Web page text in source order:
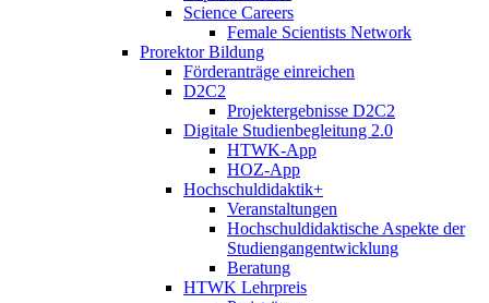
Science Careers
Female Scientists Network
Prorektor Bildung
Förderanträge einreichen
D2C2
Projektergebnisse D2C2
Digitale Studienbegleitung 2.0
HTWK-App
HOZ-App
Hochschuldidaktik+
Veranstaltungen
Hochschuldidaktische Aspekte der
Studiengangentwicklung
Beratung
HTWK Lehrpreis